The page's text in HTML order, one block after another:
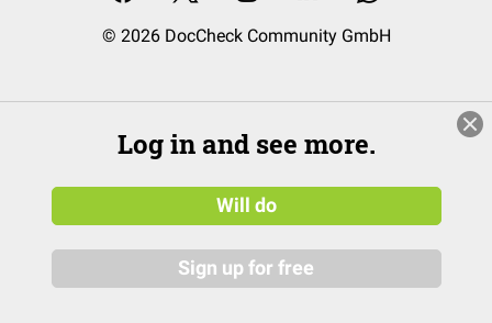
© 2026 DocCheck Community GmbH
Log in and see more.
Will do
Sign up for free